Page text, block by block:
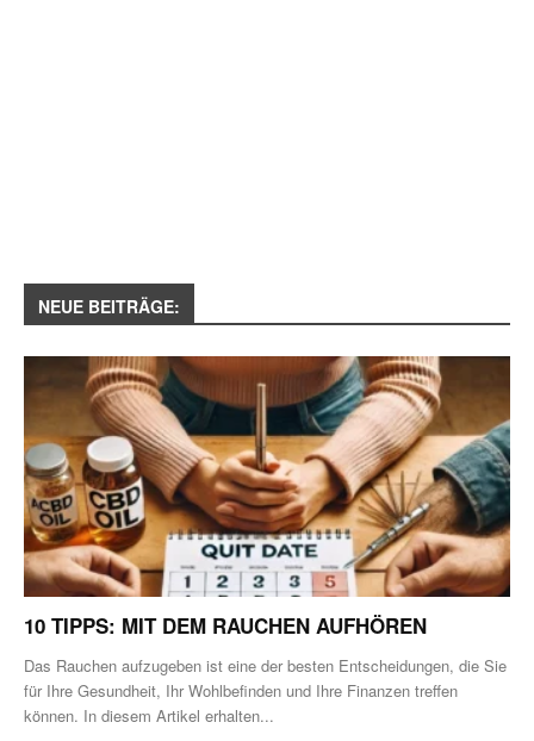
NEUE BEITRÄGE:
10 TIPPS: MIT DEM RAUCHEN AUFHÖREN
Das Rauchen aufzugeben ist eine der besten Entscheidungen, die Sie
für Ihre Gesundheit, Ihr Wohlbefinden und Ihre Finanzen treffen
können. In diesem Artikel erhalten...